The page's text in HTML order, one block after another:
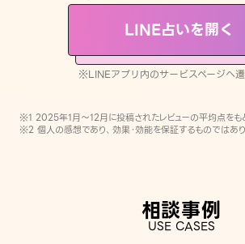
LINE占いを開く
※LINEアプリ内のサービスページへ
※1 2025年1月〜12月に投稿されたレビューの平均点をも
※2 個人の感想であり、効果・効能を保証するものではあ
相談事例
USE CASES